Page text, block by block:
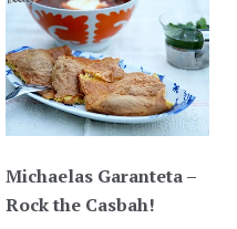
Michaelas Garanteta –
Rock the Casbah!